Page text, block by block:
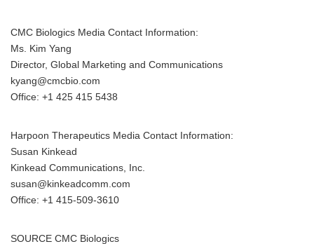
CMC Biologics Media Contact Information:
Ms. Kim Yang
Director, Global Marketing and Communications
kyang@cmcbio.com
Office: +1 425 415 5438
Harpoon Therapeutics Media Contact Information:
Susan Kinkead
Kinkead Communications, Inc.
susan@kinkeadcomm.com
Office: +1 415-509-3610
SOURCE CMC Biologics
Japanese